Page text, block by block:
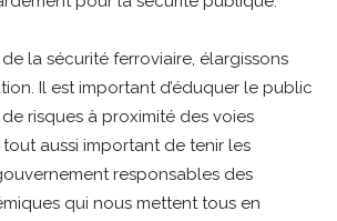
la sécurité ferroviaire, élargissons
Il est important d’éduquer le public
risques à proximité des voies
tout aussi important de tenir les
responsables des
qui nous mettent tous en